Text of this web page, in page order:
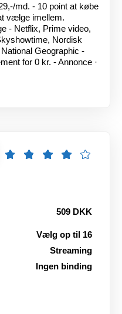
md. - 10 point at købe
vælge imellem.
- Netflix, Prime video,
Nordisk
Geographic -
for 0 kr. - Annonce ·
509 DKK
Vælg op til 16
Streaming
Ingen binding